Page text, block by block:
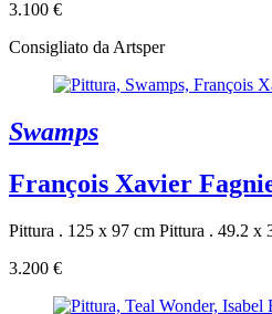
3.100 €
Consigliato da Artsper
Swamps
François Xavier
Pittura . 125 x 97 cm Pittura . 49.2 x
3.200 €